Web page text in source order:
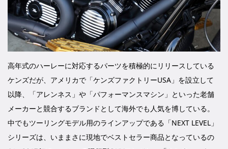
高年式のハーレーに対応するパーツを積極的にリリースしている
ケンズだが、アメリカで「ケンズファクトリーUSA」を設立して
以降、「アレンネス」や「パフォーマンスマシン」といった老舗
メーカーと競合するブランドとして海外でも人気を博している。
中でもツーリングモデル用のラインアップである「NEXT LEVEL」
シリーズは、いままさに現地でベストセラー商品となっているの